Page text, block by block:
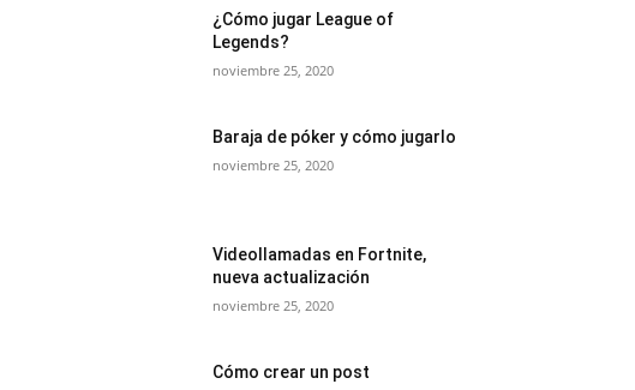
¿Cómo jugar League of
Legends?
noviembre 25, 2020
Baraja de póker y cómo jugarlo
noviembre 25, 2020
Videollamadas en Fortnite,
nueva actualización
noviembre 25, 2020
Cómo crear un post